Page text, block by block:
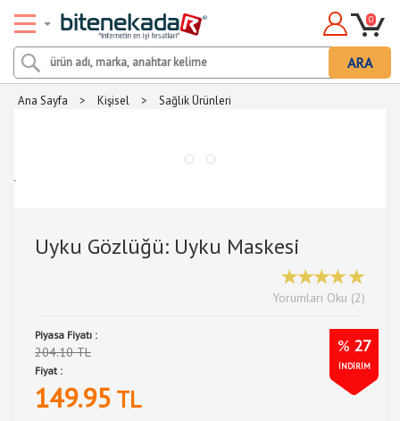
ARA
0
Ana Sayfa > Kişisel > Sağlık Ürünleri
.
Uyku Gözlüğü: Uyku Maskesi
Yorumları Oku (2)
Piyasa Fiyatı :
204.10 TL % 27
İNDİRİM
Fiyat :
149.95 TL